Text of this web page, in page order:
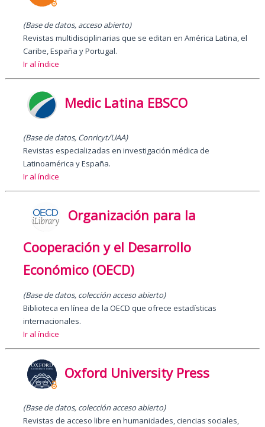
(Base de datos, acceso abierto)
Revistas multidisciplinarias que se editan en América Latina, el
Caribe, España y Portugal.
Ir al índice
Medic Latina EBSCO
(Base de datos, Conricyt/UAA)
Revistas especializadas en investigación médica de
Latinoamérica y España.
Ir al índice
Organización para la
Cooperación y el Desarrollo
Económico (OECD)
(Base de datos, colección acceso abierto)
Biblioteca en línea de la OECD que ofrece estadísticas
internacionales.
Ir al índice
Oxford University Press
(Base de datos, colección acceso abierto)
Revistas de acceso libre en humanidades, ciencias sociales,